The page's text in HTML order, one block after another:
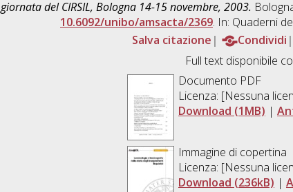
giornata del CIRSIL, Bologna 14-15 novembre, 2003.
10.6092/unibo/amsacta/2369. In: Quaderni
Salva citazione
Condividi
Full text disponibile
Documento PDF
Licenza: [Nessuna
Download (1MB) |
Immagine di copertina
Licenza: [Nessuna
Download (236kB) |